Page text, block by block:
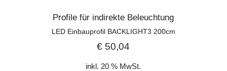
Profile für indirekte Beleuchtung
LED Einbauprofil BACKLIGHT3 200cm
€ 50,04
inkl. 20 % MwSt.